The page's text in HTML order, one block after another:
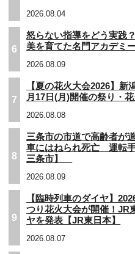
2026.08.04
6
怒らない指導をどう実践
美を育てた名門アカデミ
2026.08.09
7
【夏の花火大会2026】新
月17日(月)開催の祭り・
2026.08.08
8
三条市の市道で高齢者が
車にはねられ死亡 運転
三条市】
2026.08.09
9
【臨時列車のダイヤ】
つり花火大会が開催！JR
ヤを発表【JR東日本】
2026.08.07